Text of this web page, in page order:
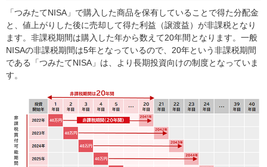
「つみたてNISA」で購入した商品を保有していることで得た分配金
と、値上がりした後に売却して得た利益（譲渡益）が非課税となり
ます。非課税期間は購入した年から数えて20年間となります。一般
NISAの非課税期間は5年となっているので、20年という非課税期間
である「つみたてNISA」は、より長期投資向けの制度となっていま
す。